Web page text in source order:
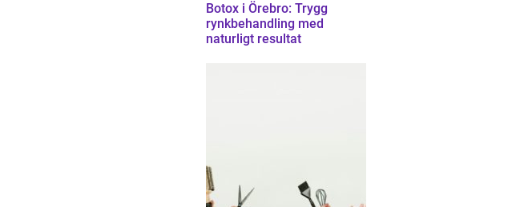
Botox i Örebro: Trygg
rynkbehandling med
naturligt resultat